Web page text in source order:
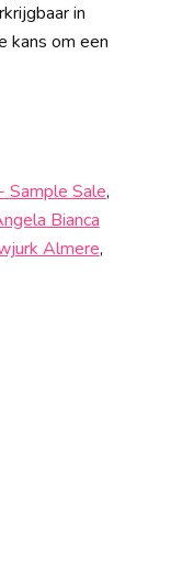
in
kans om een
Sample Sale,
Bianca
Almere,